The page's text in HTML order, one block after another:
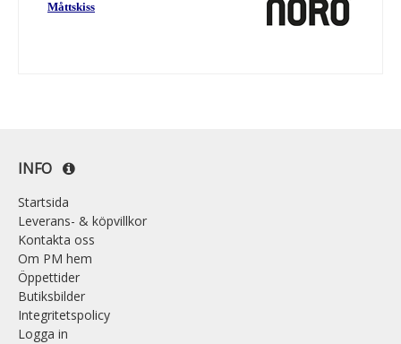
Måttskiss
INFO
Startsida
Leverans- & köpvillkor
Kontakta oss
Om PM hem
Öppettider
Butiksbilder
Integritetspolicy
Logga in